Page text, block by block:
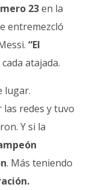
23en la
entremezcló
“El
atajada.
lugar.
redes y tuvo
Y si la
. Más teniendo